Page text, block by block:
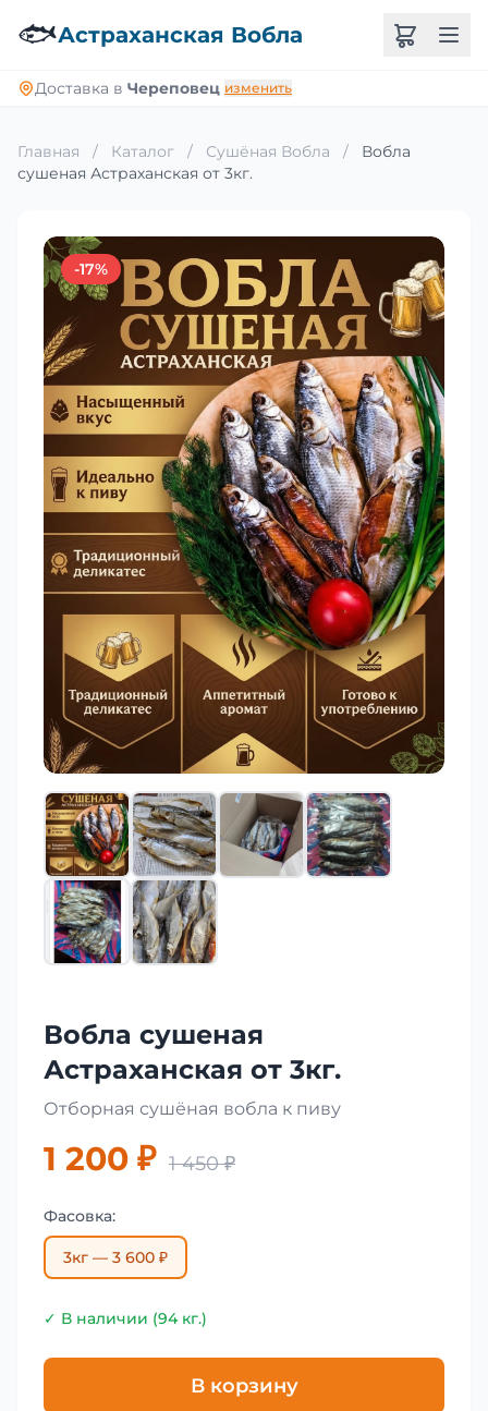
🐟Астраханская Вобла
Доставка в Череповец изменить
Главная / Каталог / Сушёная Вобла /
Вобла
сушеная Астраханская от 3кг.
-17%
Вобла сушеная
Астраханская от 3кг.
Отборная сушёная вобла к пиву
1 200 ₽ 1 450 ₽
Фасовка:
3кг — 3 600 ₽
✓ В наличии (94 кг.)
В корзину